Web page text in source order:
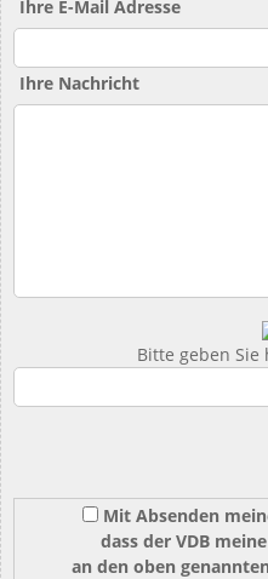
Ihre E-Mail Adresse
Ihre Nachricht
Bitte geben Sie
Mit Absenden
dass der VDB
an den oben